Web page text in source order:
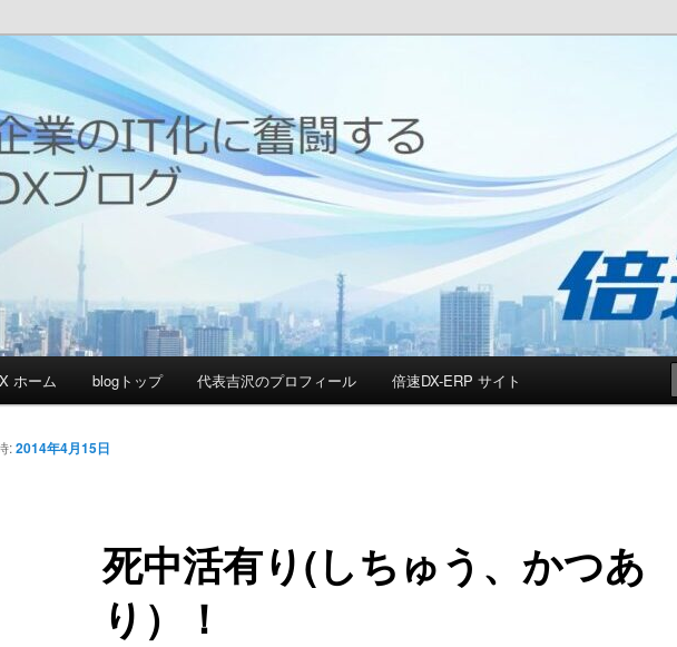
DX]デジタルソリューションブログ
中小企業のIT化推進に邁進する[倍速DX]ブログ
ホーム blogトップ 代表吉沢のプロフィール 倍速DX-ERP サイト
死中活有り(しちゅう、かつあ
り）！
:2014年4月15日